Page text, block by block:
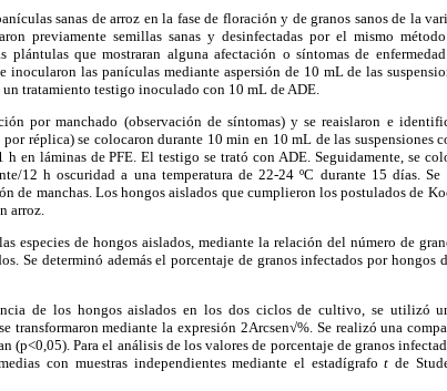
sanas de arroz en la fase de floración y de granos sanos de la
previamente semillas sanas y desinfectadas por el mismo
plántulas que mostraran alguna afectación o síntomas de
las panículas mediante aspersión de 10 mL de las
tratamiento testigo inoculado con 10 mL de ADE.
por manchado (observación de síntomas) y se reaislaron e
réplica) se colocaron durante 10 min en 10 mL de las suspensiones
en láminas de PFE. El testigo se trató con ADE. Seguidamente, se
12 h oscuridad a una temperatura de 22-24 ºC durante 15 días.
de manchas. Los hongos aislados que cumplieron los postulados de
arroz.
especies de hongos aislados, mediante la relación del número de
Se determinó además el porcentaje de granos infectados por hongos
de los hongos aislados en los dos ciclos de cultivo, se utilizó
transformaron mediante la expresión 2Arcsen√%. Se realizó una
(p<0,05). Para el análisis de los valores de porcentaje de granos
con muestras independientes mediante el estadígrafot de